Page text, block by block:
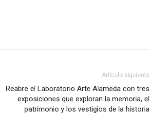
Artículo siguiente
Reabre el Laboratorio Arte Alameda con tres
exposiciones que exploran la memoria, el
patrimonio y los vestigios de la historia